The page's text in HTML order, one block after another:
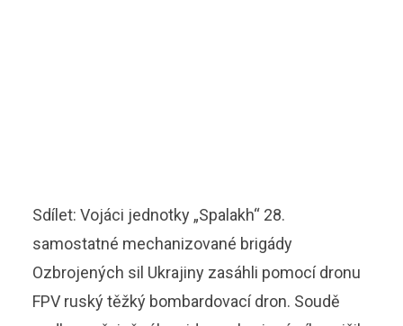
Sdílet: Vojáci jednotky „Spalakh“ 28.
samostatné mechanizované brigády
Ozbrojených sil Ukrajiny zasáhli pomocí dronu
FPV ruský těžký bombardovací dron. Soudě